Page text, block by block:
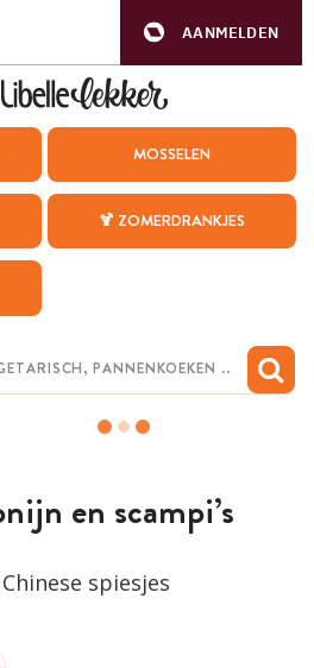
AANMELDEN
MOSSELEN
🍹 ZOMERDRANKJES
en scampi’s
spiesjes